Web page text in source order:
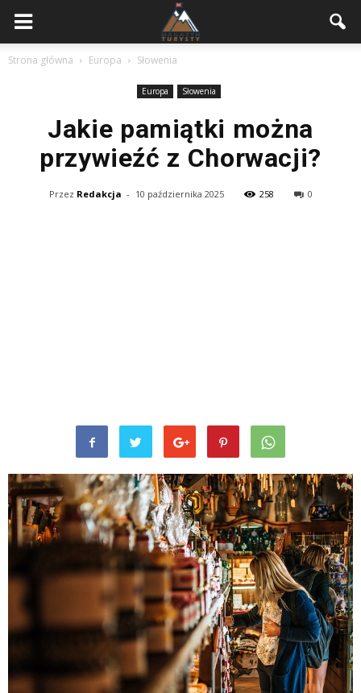
Strona główna Europa Słowenia
Europa Słowenia
Jakie pamiątki można
przywieźć z Chorwacji?
Przez Redakcja - 10 października 2025 258 0